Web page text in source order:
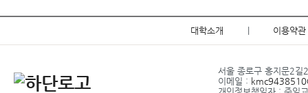
대학소개 이용약관
서울 종로구 홍지문
이메일 :